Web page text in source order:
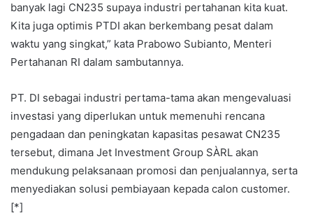
banyak lagi CN235 supaya industri pertahanan kita kuat.
Kita juga optimis PTDI akan berkembang pesat dalam
waktu yang singkat,” kata Prabowo Subianto, Menteri
Pertahanan RI dalam sambutannya.
PT. DI sebagai industri pertama-tama akan mengevaluasi
investasi yang diperlukan untuk memenuhi rencana
pengadaan dan peningkatan kapasitas pesawat CN235
tersebut, dimana Jet Investment Group SÀRL akan
mendukung pelaksanaan promosi dan penjualannya, serta
menyediakan solusi pembiayaan kepada calon customer.
[*]